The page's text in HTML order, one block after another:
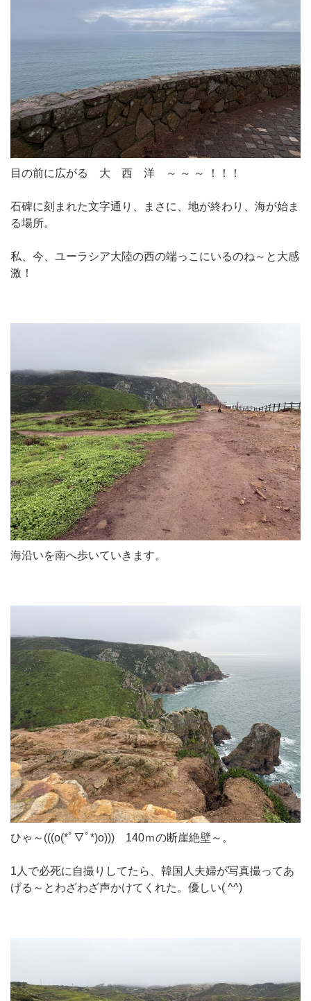
目の前に広がる 大 西 洋 ～ ～ ～ ！！！
石碑に刻まれた文字通り、まさに、地が終わり、海が始ま
る場所。
私、今、ユーラシア大陸の西の端っこにいるのね～と大感
激！
海沿いを南へ歩いていきます。
ひゃ～(((o(*ﾟ▽ﾟ*)o))) 140ｍの断崖絶壁～。
1人で必死に自撮りしてたら、韓国人夫婦が写真撮ってあ
げる～とわざわざ声かけてくれた。優しい( ^^)